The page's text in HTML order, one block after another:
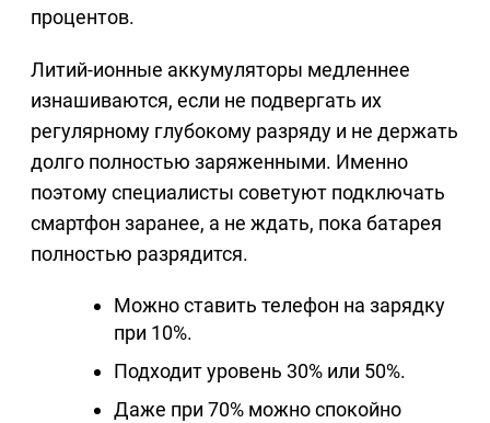
процентов.
Литий-ионные аккумуляторы медленнее
изнашиваются, если не подвергать их
регулярному глубокому разряду и не держать
долго полностью заряженными. Именно
поэтому специалисты советуют подключать
смартфон заранее, а не ждать, пока батарея
полностью разрядится.
Можно ставить телефон на зарядку
при 10%.
Подходит уровень 30% или 50%.
Даже при 70% можно спокойно